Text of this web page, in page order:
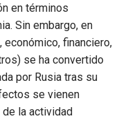
en términos
Sin embargo, en
financiero,
se ha convertido
por Rusia tras su
se vienen
la actividad